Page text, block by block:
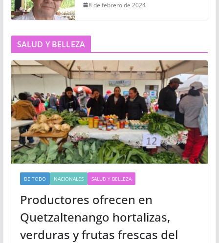
8 de febrero de 2024
SALUD Y BELLEZA
DE TODO NACIONALES SALUD Y BELLEZA
Productores ofrecen en
Quetzaltenango hortalizas,
verduras y frutas frescas del